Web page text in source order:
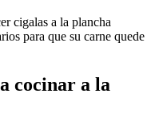
cigalas a la plancha
para que su carne quede
cocinar a la